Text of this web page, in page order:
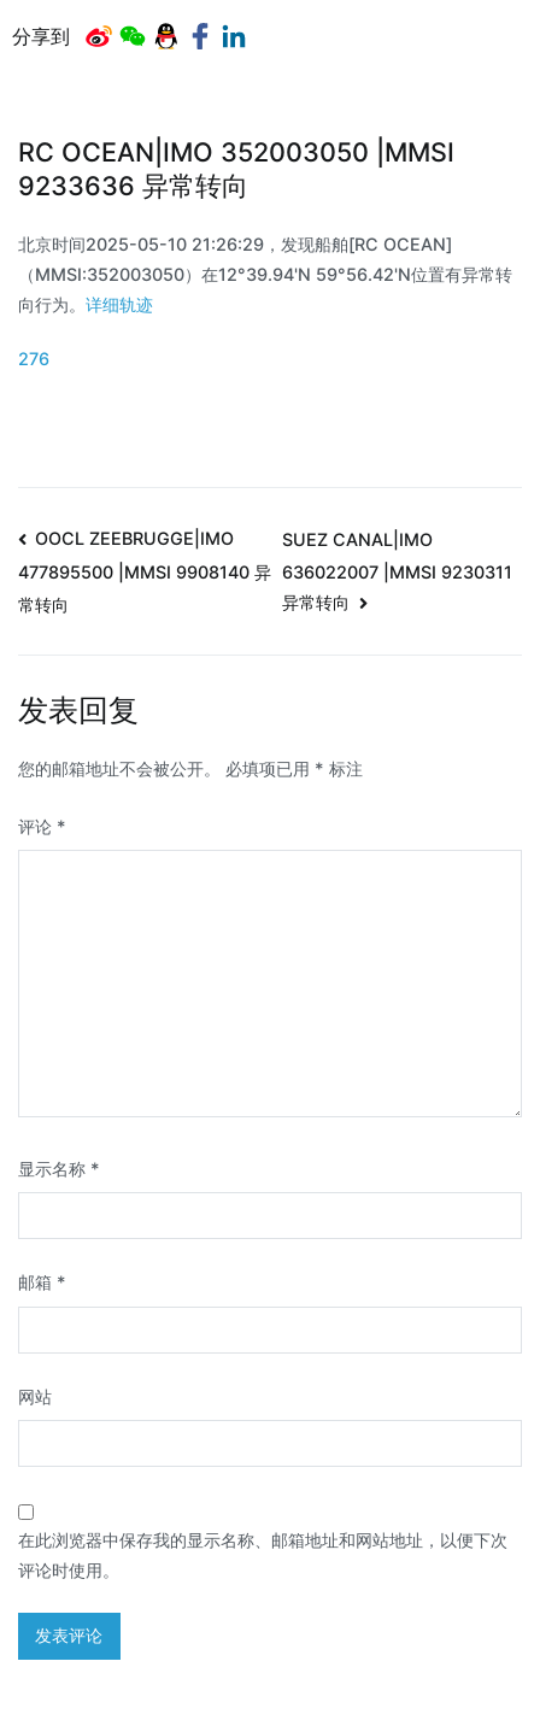
分享到
RC OCEAN|IMO 352003050 |MMSI
9233636 异常转向
北京时间2025-05-10 21:26:29，发现船舶[RC OCEAN]
（MMSI:352003050）在12°39.94'N 59°56.42'N位置有异常转
向行为。 详细轨迹
276
OOCL ZEEBRUGGE|IMO
477895500 |MMSI 9908140 异
常转向
SUEZ CANAL|IMO
636022007 |MMSI 9230311
异常转向
发表回复
您的邮箱地址不会被公开。 必填项已用 * 标注
评论 *
显示名称 *
邮箱 *
网站
在此浏览器中保存我的显示名称、邮箱地址和网站地址，以便下次
评论时使用。